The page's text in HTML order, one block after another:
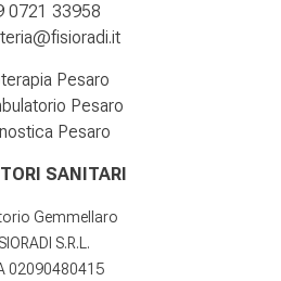
0721 33958
Pesaro
Pesaro
Pesaro
SANITARI
Gemmellaro
S.R.L.
02090480415